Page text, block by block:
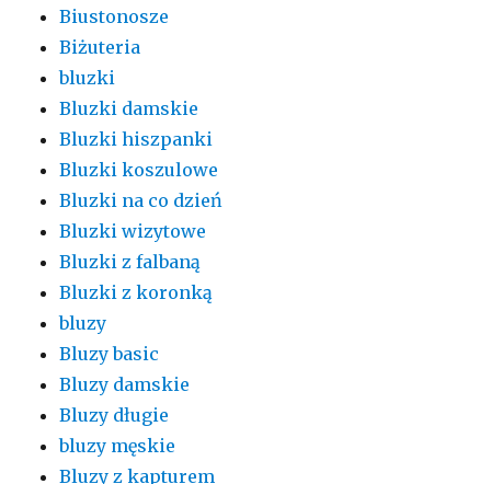
Biustonosze
Biżuteria
bluzki
Bluzki damskie
Bluzki hiszpanki
Bluzki koszulowe
Bluzki na co dzień
Bluzki wizytowe
Bluzki z falbaną
Bluzki z koronką
bluzy
Bluzy basic
Bluzy damskie
Bluzy długie
bluzy męskie
Bluzy z kapturem